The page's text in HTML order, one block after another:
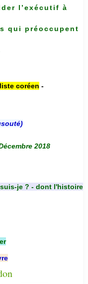
l’exécutif à
qui préoccupent
coréen -
)
2018
je ? - dont l'histoire